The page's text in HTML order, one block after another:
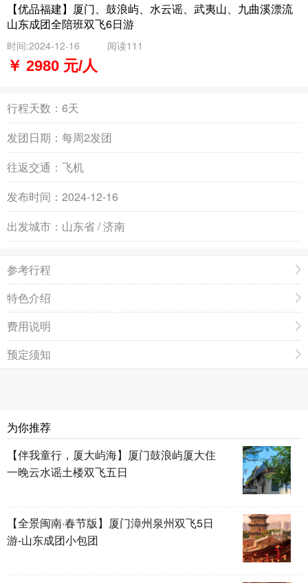
【优品福建】厦门、鼓浪屿、水云谣、武夷山、九曲溪漂流
山东成团全陪班双飞6日游
时间:2024-12-16 阅读111
￥ 2980 元/人
行程天数： 6天
发团日期： 每周2发团
往返交通： 飞机
发布时间： 2024-12-16
出发城市： 山东省 / 济南
参考行程
特色介绍
费用说明
预定须知
为你推荐
【伴我童行，厦大屿海】厦门鼓浪屿厦大住
一晚云水谣土楼双飞五日
【全景闽南·春节版】厦门漳州泉州双飞5日
游-山东成团小包团